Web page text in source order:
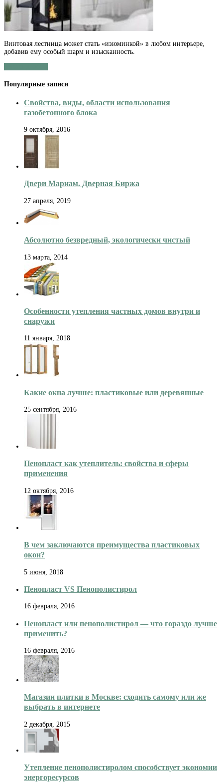
Винтовая лестница может стать «изюминкой» в любом интерьере,
добавив ему особый шарм и изысканность.
Популярные записи
Свойства, виды, области использования
газобетонного блока
9 октября, 2016
Двери Мариам. Дверная Биржа
27 апреля, 2019
Абсолютно безвредный, экологически чистый
13 марта, 2014
Особенности утепления частных домов внутри и
снаружи
11 января, 2018
Какие окна лучше: пластиковые или деревянные
25 сентября, 2016
Пенопласт как утеплитель: свойства и сферы
применения
12 октября, 2016
В чем заключаются преимущества пластиковых
окон?
5 июня, 2018
Пенопласт VS Пенополистирол
16 февраля, 2016
Пенопласт или пенополистирол — что гораздо лучше
применить?
16 февраля, 2016
Магазин плитки в Москве: сходить самому или же
выбрать в интернете
2 декабря, 2015
Утепление пенополистиролом способствует экономии
энергоресурсов